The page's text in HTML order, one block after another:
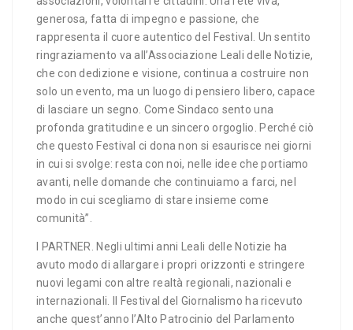
generosa, fatta di impegno e passione, che
rappresenta il cuore autentico del Festival. Un sentito
ringraziamento va all’Associazione Leali delle Notizie,
che con dedizione e visione, continua a costruire non
solo un evento, ma un luogo di pensiero libero, capace
di lasciare un segno. Come Sindaco sento una
profonda gratitudine e un sincero orgoglio. Perché ciò
che questo Festival ci dona non si esaurisce nei giorni
in cui si svolge: resta con noi, nelle idee che portiamo
avanti, nelle domande che continuiamo a farci, nel
modo in cui scegliamo di stare insieme come
comunità”.
I PARTNER. Negli ultimi anni Leali delle Notizie ha
avuto modo di allargare i propri orizzonti e stringere
nuovi legami con altre realtà regionali, nazionali e
internazionali. Il Festival del Giornalismo ha ricevuto
anche quest’anno l’Alto Patrocinio del Parlamento